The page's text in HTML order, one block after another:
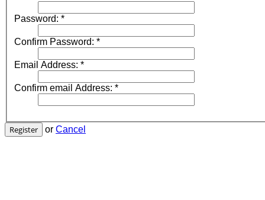
Password: *
Confirm Password: *
Email Address: *
Confirm email Address: *
Register or Cancel